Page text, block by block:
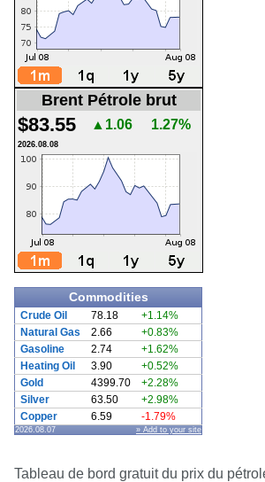
Brent Pétrole brut
$83.55 ▲1.06 1.27%
2026.08.08
Commodities
Crude Oil 78.18
+1.14%
Natural Gas
2.66
+0.83%
Gasoline
2.74
+1.62%
Heating Oil
3.90
+0.52%
Gold
4399.70
+2.28%
Silver
63.50
+2.98%
Copper
6.59 -1.79%
2026.08.07 » Add to your site
Tableau de bord gratuit du prix du